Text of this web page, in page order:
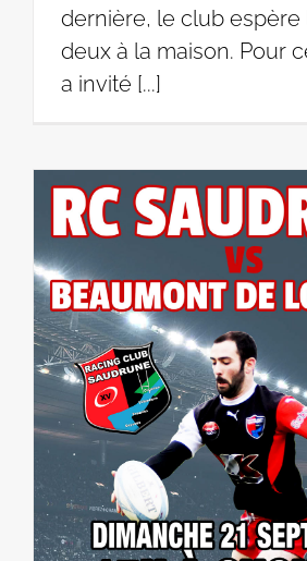
dernière, le club espère
deux à la maison. Pour
a invité [...]